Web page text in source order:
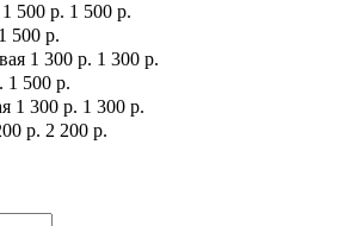
1 500 р.
1 500 р.
1 300 р.
1 500 р.
1 300 р.
2 200 р.